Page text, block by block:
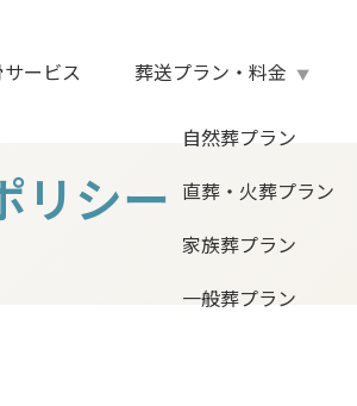
ービス 葬送プラン・料金
自然葬プラン
直葬・火葬プラン
家族葬プラン
一般葬プラン
リシー